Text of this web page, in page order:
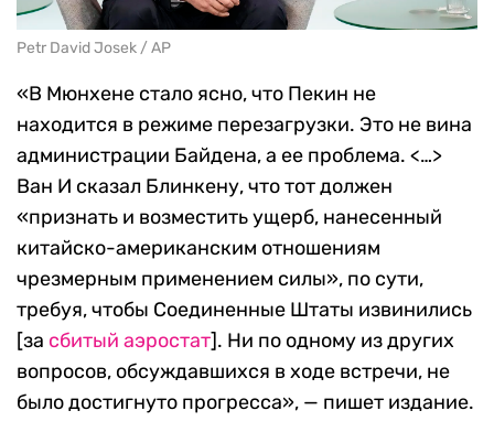
Petr David Josek / AP
«В Мюнхене стало ясно, что Пекин не
находится в режиме перезагрузки. Это не вина
администрации Байдена, а ее проблема. <…>
Ван И сказал Блинкену, что тот должен
«признать и возместить ущерб, нанесенный
китайско-американским отношениям
чрезмерным применением силы», по сути,
требуя, чтобы Соединенные Штаты извинились
[за сбитый аэростат]. Ни по одному из других
вопросов, обсуждавшихся в ходе встречи, не
было достигнуто прогресса», — пишет издание.